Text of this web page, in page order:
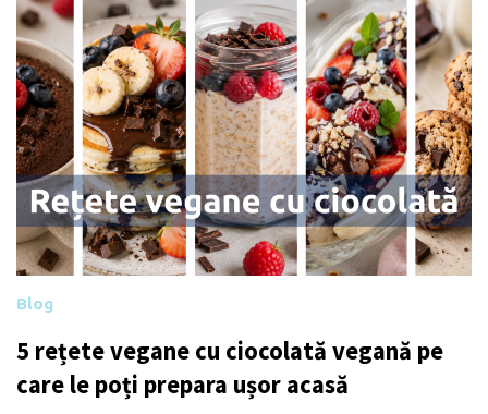
Blog
5 rețete vegane cu ciocolată vegană pe
care le poți prepara ușor acasă